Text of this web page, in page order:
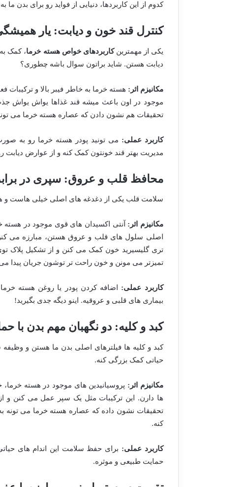
کدوم از این کاربردها، دنیایی از فواید رو برای بدن ما
کنترل قند خون و دیابت: یار
یکی از مهمترینکاربردهای خواص هسته خرما، کمک
دیابت هستن. شاید براتون سوال باشه چطوری؟
مکانیزم اثر: هسته خرما به خاطر فیبر بالا و
موجود در اون باعث میشه قند غذاها یواش یواش
تحقیقات هم نشون دادن که عصاره هسته خرما می
کاربرد عملی: می تونید پودر هسته خرما رو به
مدیریت بهتر قند خونتون کمک کنه و از عوارض دیابت
محافظ قلب و عروق: سپری در
سلامت قلب یکی از دغدغه های اصلی خیلی هاست و
مکانیزم اثر: آنتی اکسیدان های قوی موجود در هسته
تری گلیسیرید خون کمک می کنن و از تشکیل پلاک
تمیزتر می مونن و خون راحت تر توشون جریان پیدا
کاربرد عملی: اضافه کردن پودر یا روغن هسته
بیماری های قلبی و عروقیه. اینو دیگه جدی بگیرید!
کبد و کلیه: دو نگهبان مهم بدن با
کبد و کلیه ها فیلترهای اصلی بدن ما هستن و
حیاتی کمک بزرگی کنه.
مکانیزم اثر: پروسیانیدین های موجود در هسته
ها دارن. این ترکیبات مثل یک سپر عمل می کنن و
تحقیقات نشون داده که عصاره هسته خرما می
کنه.
کاربرد عملی: برای حفظ سلامت این اندام های
حمایت طبیعی و موثره.